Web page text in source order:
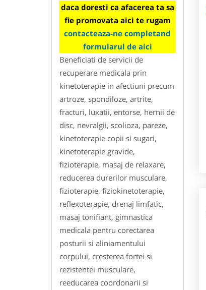
daca doresti ca afacerea ta sa
fie promovata aici te rugam
contacteaza-ne completand
formularul de aici
Beneficiati de servicii de
recuperare medicala prin
kinetoterapie in afectiuni precum
artroze, spondiloze, artrite,
fracturi, luxatii, entorse, hernii de
disc, nevralgii, scolioza, pareze,
kinetoterapie copii si sugari,
kinetoterapie gravide,
fizioterapie, masaj de relaxare,
reducerea durerilor musculare,
fizioterapie, fiziokinetoterapie,
reflexoterapie, drenaj limfatic,
masaj tonifiant, gimnastica
medicala pentru corectarea
posturii si aliniamentului
corpului, cresterea fortei si
rezistentei musculare,
reeducarea coordonarii si